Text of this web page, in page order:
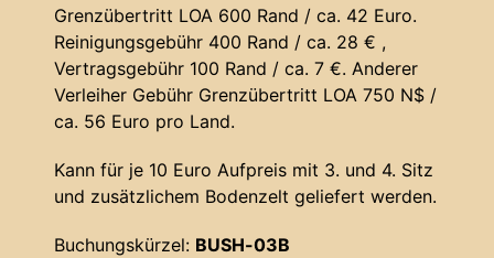
Grenzübertritt LOA 600 Rand / ca. 42 Euro.
Reinigungsgebühr 400 Rand / ca. 28 € ,
Vertragsgebühr 100 Rand / ca. 7 €. Anderer
Verleiher Gebühr Grenzübertritt LOA 750 N$ /
ca. 56 Euro pro Land.
Kann für je 10 Euro Aufpreis mit 3. und 4. Sitz
und zusätzlichem Bodenzelt geliefert werden.
Buchungskürzel: BUSH-03B